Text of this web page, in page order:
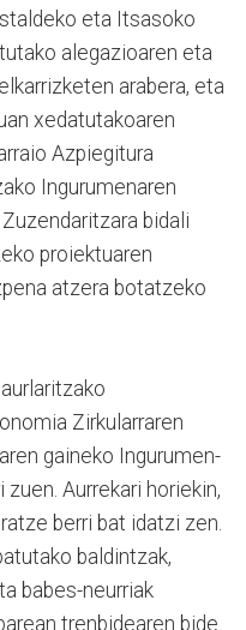
eta Itsasoko
alegazioaren eta
arabera, eta
xedatutakoaren
Azpiegitura
Ingurumenaren
bidali
proiektuaren
atzera botatzeko
Zirkularraren
gaineko Ingurumen-
zuen. Aurrekari horiekin,
berri bat idatzi zen.
baldintzak,
babes-neurriak
trenbidearen bide